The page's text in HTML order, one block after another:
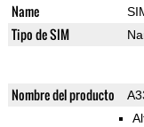
Name
Tipo de SIM
Nombre del producto